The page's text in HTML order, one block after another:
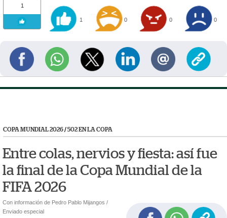
1
1 0 0 0
COPA MUNDIAL 2026/502 EN LA COPA
Entre colas, nervios y fiesta: así fue
la final de la Copa Mundial de la
FIFA 2026
Con información de Pedro Pablo Mijangos /
Enviado especial